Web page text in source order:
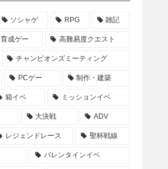
ソシャゲ RPG 雑記
育成ゲー 高難易度クエスト
チャンピオンズミーティング
PCゲー 制作・建築
箱イベ ミッションイベ
大決戦 ADV
レジェンドレース 聖杯戦線
バレンタインイベ